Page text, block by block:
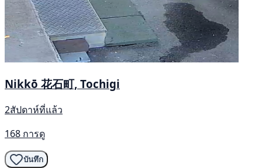
Nikkō 花石町, Tochigi
2สัปดาห์ที่แล้ว
168 การดู
บันทึก